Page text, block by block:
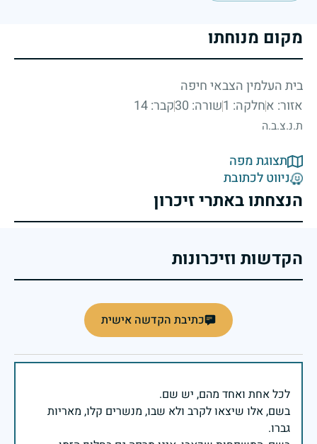
מקום מנוחתו
בית העלמין הצבאי חיפה
אזור: אחלקה: 1 שורה: 30 קבר: 14
ת.נ.צ.ב.ה
תצוגת מפה
ניווט לכתובת
הנצחתו באתרי זיכרון
הקדשות וזיכרונות
כתיבת הקדשה אישית
בשם, אלו שיצאו לקרב ולא שבו, מנשרים קלו, מאריות